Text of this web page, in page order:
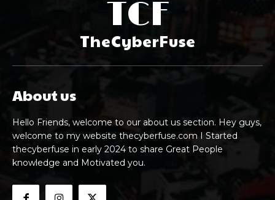
TCF
TheCyberFuse
About us
Hello Friends, welcome to our about us section. Hey guys,
welcome to my website thecyberfuse.com I Started
thecyberfuse in early 2024 to share Great People
knowledge and Motivated you.